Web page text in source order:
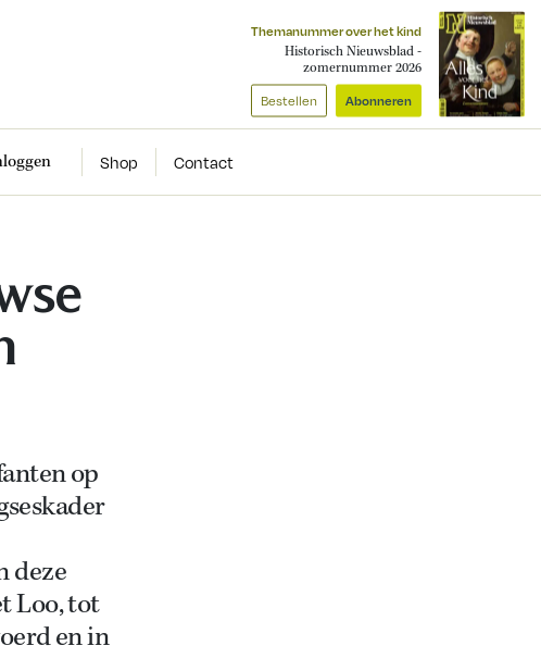
Themanummer over het kind
Historisch Nieuwsblad -
zomernummer 2026
Bestellen Abonneren
Shop Contact
op
deze
Loo, tot
en in